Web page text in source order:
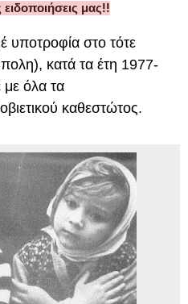
μας!!
υποτροφία στο τότε
κατά τα έτη 1977-
όλα τα
καθεστώτος.